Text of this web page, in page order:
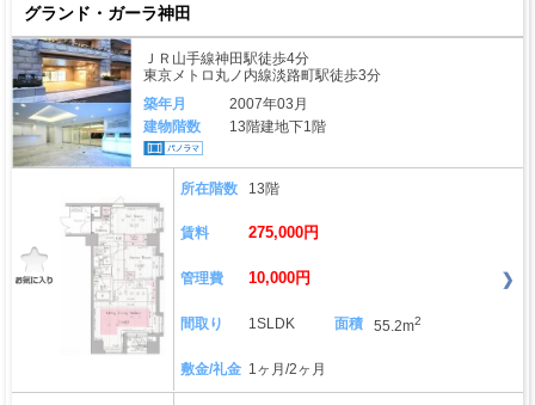
グランド・ガーラ神田
ＪＲ山手線神田駅徒歩4分
東京メトロ丸ノ内線淡路町駅徒歩3分
築年月
2007年03月
建物階数
13階建地下1階
所在階数 13階
賃料 275,000円
管理費 10,000円
間取り 1SLDK 面積 55.2m2
敷金/礼金 1ヶ月/2ヶ月